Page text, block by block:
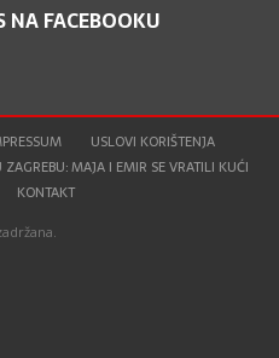
NA FACEBOOKU
USLOVI KORIŠTENJA
MAJA I EMIR SE VRATILI KUĆI
KONTAKT